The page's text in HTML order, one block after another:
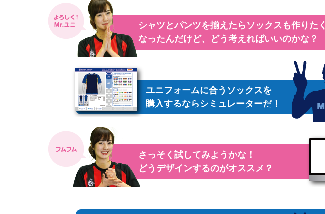
シャツとパンツを揃えたらソックスも作りたく
なったんだけど、どう考えればいいのかな？
ユニフォームに合うソックスを
購入するならシミュレーターだ！
さっそく試してみようかな！
どうデザインするのがオススメ？